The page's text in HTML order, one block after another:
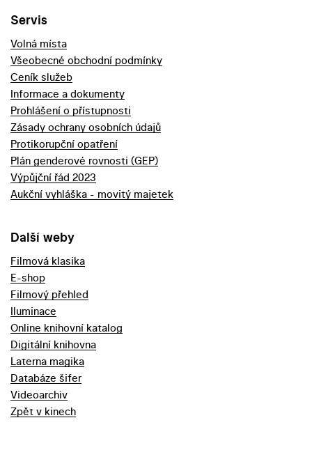
Servis
Volná místa
Všeobecné obchodní podmínky
Ceník služeb
Informace a dokumenty
Prohlášení o přístupnosti
Zásady ochrany osobních údajů
Protikorupční opatření
Plán genderové rovnosti (GEP)
Výpůjční řád 2023
Aukční vyhláška - movitý majetek
Další weby
Filmová klasika
E-shop
Filmový přehled
Iluminace
Online knihovní katalog
Digitální knihovna
Laterna magika
Databáze šifer
Videoarchiv
Zpět v kinech